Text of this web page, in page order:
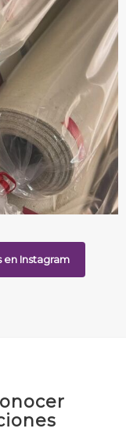
en Instagram